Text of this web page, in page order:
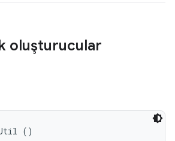
oluşturucular
()